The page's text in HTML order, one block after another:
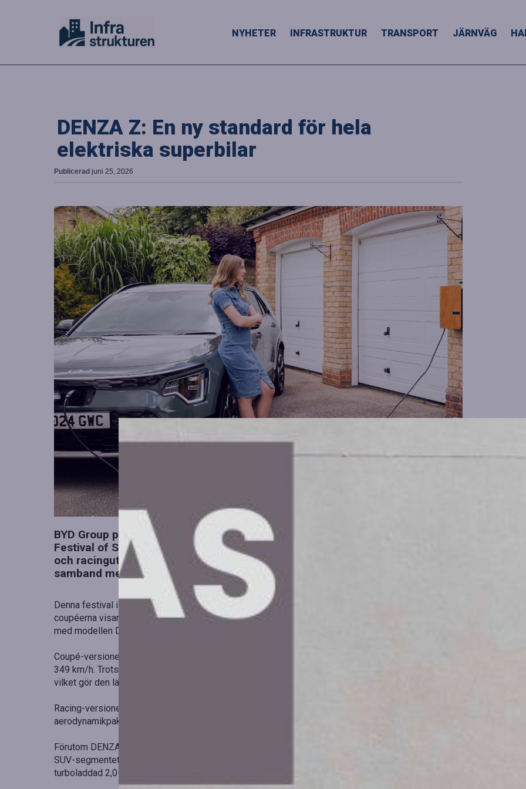
NYHETER INFRASTRUKTUR TRANSPORT JÄRNVÄG
DENZA Z: En ny standard för hela
elektriska superbilar
Publicerad juni 25, 2026
BYD Group presenterar flera nyheter från sina bilmärken under Goodwood
Festival of Speed i juli, däribland den elektriska sportbilen DENZA Z i Coupé-
och racingutförande. Den europeiska lanseringen är planerad till oktober, i
samband med eCarExpo i Stockholm.
Denna festival i Storbritannien är värd för debuterna av DENZA Z Coupé och DENZA Z Racing. Båda
coupéerna visar upp den senaste versionen av designspråket ”Pure Emotion”, först introducerat
med modellen DENZA Z Spider på Auto China 2026 i Peking i april.
Coupé-versionen är utrustad med en tremotorig drivlina som gör det möjligt att nå en toppfart på
349 km/h. Trots detta har den en praktisk 2+2-sittkonfiguration och ett rymligt bagageutrymme,
vilket gör den lämplig för dagligt bruk.
Racing-versionen tar prestandan ytterligare ett steg framåt tack vare ett avancerat
aerodynamikpaket i kolfiber som förbättrar både stabilitet och hastighet.
Förutom DENZA Z introduceras även DENZA BAO 5, som utmanar etablerade aktörer inom premium-
SUV-segmentet. Med DM-o-teknik (Dual-Mode Off-Road) kombineras tre elmotorer med en
turboladdad 2,0-liters bensinmotor för en exceptionell körupplevelse och räckvidd.